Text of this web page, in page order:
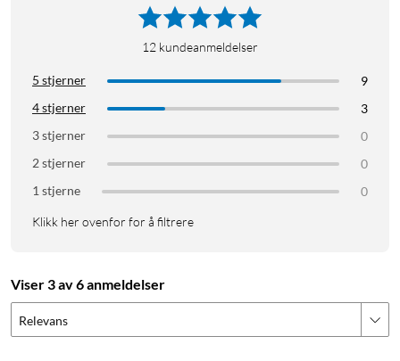
12 kundeanmeldelser
5 stjerner
9
4 stjerner
3
3 stjerner
0
2 stjerner
0
1 stjerne
0
Klikk her ovenfor for å filtrere
Viser 3 av 6 anmeldelser
Relevans